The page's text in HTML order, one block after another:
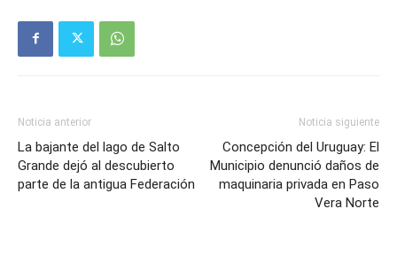
Noticia anterior
La bajante del lago de Salto
Grande dejó al descubierto
parte de la antigua Federación
Noticia siguiente
Concepción del Uruguay: El
Municipio denunció daños de
maquinaria privada en Paso
Vera Norte